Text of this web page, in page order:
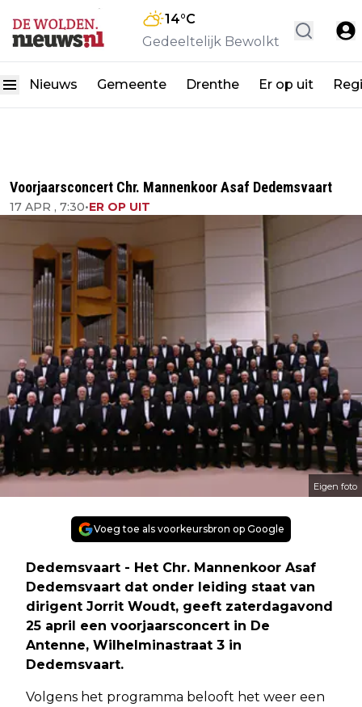
14°C
Gedeeltelijk Bewolkt
Nieuws Gemeente Drenthe Er op uit
Voorjaarsconcert Chr. Mannenkoor Asaf Dedemsvaart
17 APR , 7:30•ER OP UIT
Eigen foto
Voeg toe als voorkeursbron op Google
Dedemsvaart - Het Chr. Mannenkoor Asaf
Dedemsvaart dat onder leiding staat van
dirigent Jorrit Woudt, geeft zaterdagavond
25 april een voorjaarsconcert in De
Antenne, Wilhelminastraat 3 in
Dedemsvaart.
Volgens het programma belooft het weer een